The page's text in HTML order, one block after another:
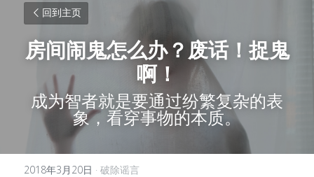
回到主页
房间闹鬼怎么办？废话！捉鬼
啊！
成为智者就是要通过纷繁复杂的表
象，看穿事物的本质。
2018年3月20日 · 破除谣言